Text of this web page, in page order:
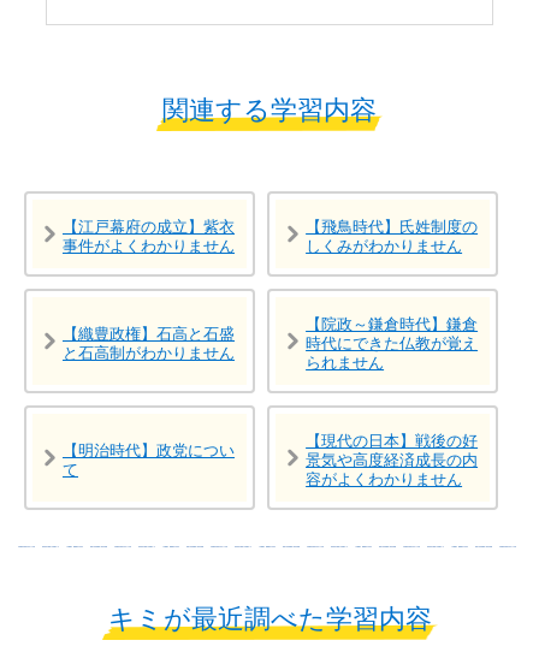
関連する学習内容
【江戸幕府の成立】紫衣
事件がよくわかりません
【飛鳥時代】氏姓制度の
しくみがわかりません
【織豊政権】石高と石盛
と石高制がわかりません
【院政～鎌倉時代】鎌倉
時代にできた仏教が覚え
られません
【明治時代】政党につい
て
【現代の日本】戦後の好
景気や高度経済成長の内
容がよくわかりません
キミが最近調べた学習内容